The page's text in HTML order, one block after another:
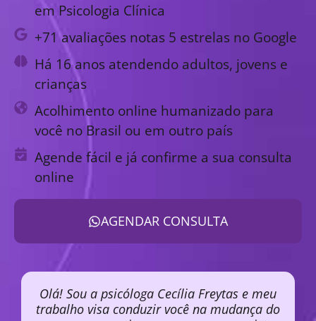
em Psicologia Clínica
+71 avaliações notas 5 estrelas no Google
Há 16 anos atendendo adultos, jovens e
crianças
Acolhimento online humanizado para
você no Brasil ou em outro país
Agende fácil e já confirme a sua consulta
online
AGENDAR CONSULTA
Olá! Sou a psicóloga Cecília Freytas e meu
trabalho visa conduzir você na mudança do